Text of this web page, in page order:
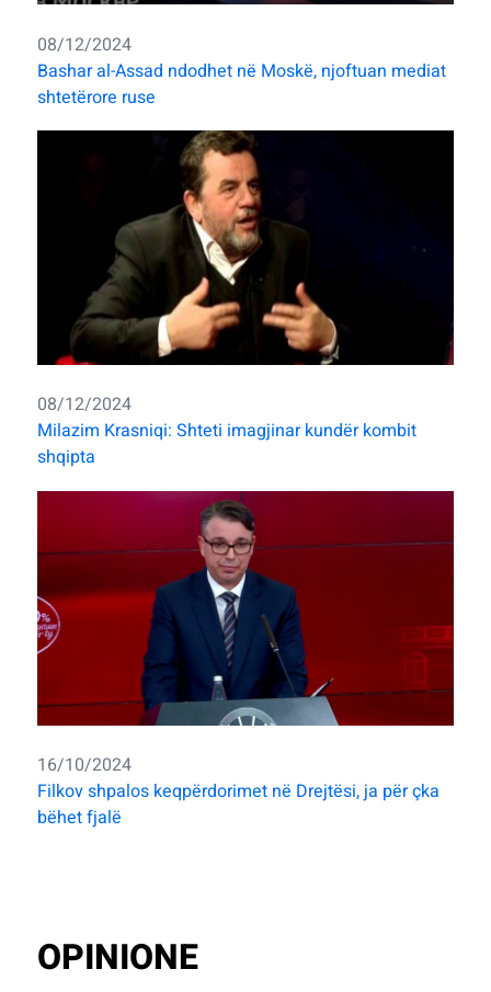
08/12/2024
Bashar al-Assad ndodhet në Moskë, njoftuan mediat
shtetërore ruse
08/12/2024
Milazim Krasniqi: Shteti imagjinar kundër kombit
shqipta
16/10/2024
Filkov shpalos keqpërdorimet në Drejtësi, ja për çka
bëhet fjalë
OPINIONE